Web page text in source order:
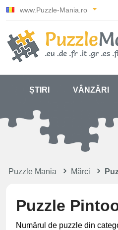
www.Puzzle-Mania.ro
ȘTIRI VÂNZĂRI
Puzzle Mania Mărci
Puzzle
Numărul de puzzle din